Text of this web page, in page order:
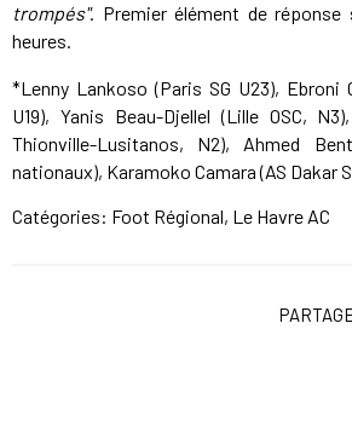
trompés". Premier élément de réponse
heures.
*Lenny Lankoso (Paris SG U23), Ebroni
U19), Yanis Beau-Djellel (Lille OSC,
Thionville-Lusitanos, N2), Ahmed
nationaux), Karamoko Camara (AS Dakar
Catégories: Foot Régional, Le Havre AC